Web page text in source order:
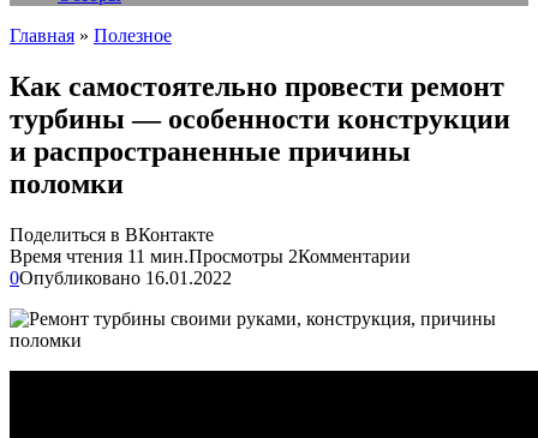
Главная » Полезное
Как самостоятельно провести ремонт
турбины — особенности конструкции
и распространенные причины
поломки
Поделиться в ВКонтакте
Время чтения 11 мин.Просмотры 2Комментарии
0Опубликовано 16.01.2022